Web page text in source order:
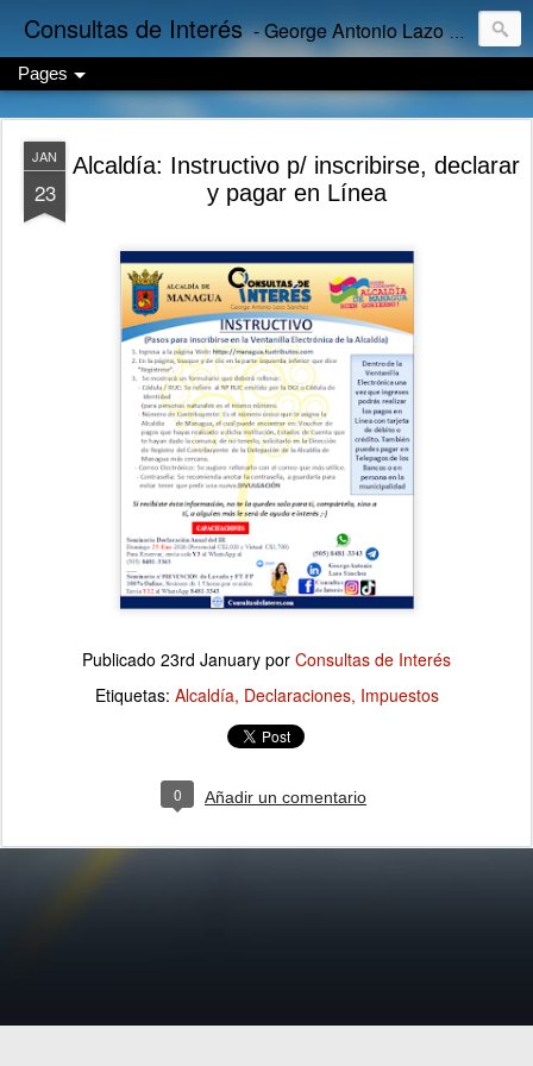
Consultas de Interés - George Antonio Lazo Sánchez
Pages
JAN
23
Alcaldía: Instructivo p/ inscribirse, declarar
y pagar en Línea
Publicado 23rd January por Consultas de Interés
Etiquetas: Alcaldía Declaraciones Impuestos
0 Añadir un comentario